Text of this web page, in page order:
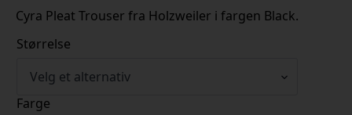
Cyra Pleat Trouser fra Holzweiler i fargen Black.
Størrelse
Farge